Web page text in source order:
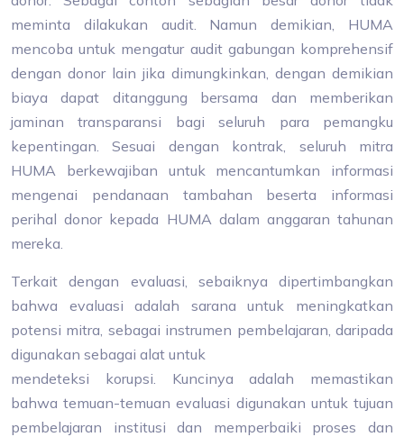
meminta dilakukan audit. Namun demikian, HUMA
mencoba untuk mengatur audit gabungan komprehensif
dengan donor lain jika dimungkinkan, dengan demikian
biaya dapat ditanggung bersama dan memberikan
jaminan transparansi bagi seluruh para pemangku
kepentingan. Sesuai dengan kontrak, seluruh mitra
HUMA berkewajiban untuk mencantumkan informasi
mengenai pendanaan tambahan beserta informasi
perihal donor kepada HUMA dalam anggaran tahunan
mereka.
Terkait dengan evaluasi, sebaiknya dipertimbangkan
bahwa evaluasi adalah sarana untuk meningkatkan
potensi mitra, sebagai instrumen pembelajaran, daripada
digunakan sebagai alat untuk
mendeteksi korupsi. Kuncinya adalah memastikan
bahwa temuan-temuan evaluasi digunakan untuk tujuan
pembelajaran institusi dan memperbaiki proses dan